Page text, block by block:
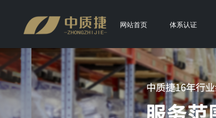
网站首页 体系认证